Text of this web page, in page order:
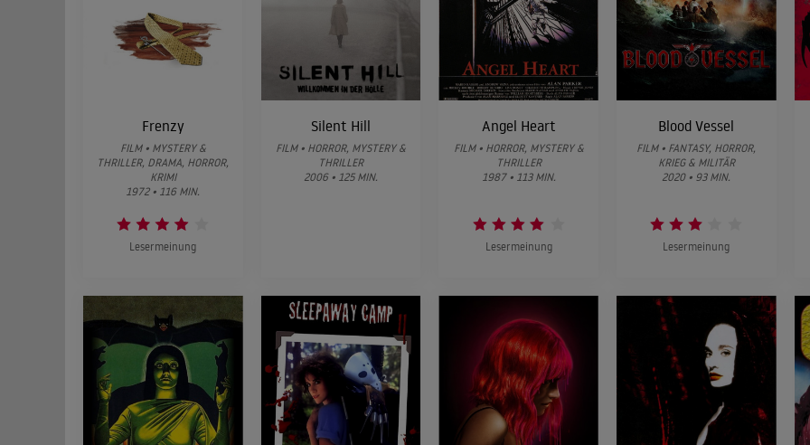
Frenzy
FILM • MYSTERY &
THRILLER, DRAMA, HORROR,
KRIMI
1972 • 116 MIN.
Lesermeinung
Silent Hill
FILM • HORROR, MYSTERY &
THRILLER
2006 • 125 MIN.
Angel Heart
FILM • HORROR, MYSTERY &
THRILLER
1987 • 113 MIN.
Lesermeinung
Blood Vessel
FILM • FANTASY, HORROR,
KRIEG & MILITÄR
2020 • 93 MIN.
Lesermeinung